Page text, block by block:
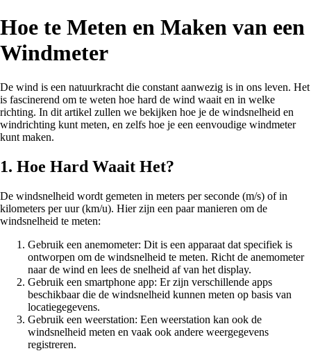
Hoe te Meten en Maken van een
Windmeter
De wind is een natuurkracht die constant aanwezig is in ons leven. Het
is fascinerend om te weten hoe hard de wind waait en in welke
richting. In dit artikel zullen we bekijken hoe je de windsnelheid en
windrichting kunt meten, en zelfs hoe je een eenvoudige windmeter
kunt maken.
1. Hoe Hard Waait Het?
De windsnelheid wordt gemeten in meters per seconde (m/s) of in
kilometers per uur (km/u). Hier zijn een paar manieren om de
windsnelheid te meten:
Gebruik een anemometer: Dit is een apparaat dat specifiek is
ontworpen om de windsnelheid te meten. Richt de anemometer
naar de wind en lees de snelheid af van het display.
Gebruik een smartphone app: Er zijn verschillende apps
beschikbaar die de windsnelheid kunnen meten op basis van
locatiegegevens.
Gebruik een weerstation: Een weerstation kan ook de
windsnelheid meten en vaak ook andere weergegevens
registreren.